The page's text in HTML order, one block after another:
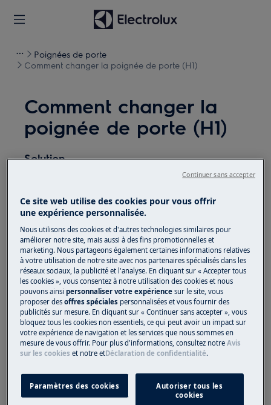
Poignées de porte
Comment changer la poignée de porte (H1)
Comment changer la
poignée de porte (H1)
Solution
Avant toute opération de maintenance, éteignez
l'appareil et débranchez la fiche secteur de la
Faites toujours attention lorsque vous déplacez des
appareils, pour les appareils lourds, il faut deux
personnes pour le déplacer.
Utilisez toujours des gants de sécurité et des
chaussures fermées.
Veuillez noter que l'auto-réparation ou la réparation
non professionnelle peut avoir des conséquences sur
la sécurité si elle n'est pas effectuée correctement.
OUTILS:
Ce site web utilise des cookies pour vous offrir
une expérience personnalisée.
Nous utilisons des cookies et d'autres technologies similaires pour
améliorer notre site, mais aussi à des fins promotionnelles et
marketing. Nous partageons également certaines informations relatives
à votre utilisation de notre site avec nos partenaires spécialisés dans les
réseaux sociaux, la publicité et l'analyse. En cliquant sur « Accepter tous
les cookies », vous consentez à notre utilisation des cookies et nous
pouvons ainsipersonnaliser votre expériencesur le site, vous
proposer desoffres spéciales personnalisées et vous fournir des
publicités sur mesure. En cliquant sur « Continuer sans accepter », vous
bloquez tous les cookies non essentiels, ce qui peut avoir un impact sur
votre expérience de navigation et les services que nous sommes en
mesure de vous offrir. Pour plus d'informations, consultez notreAvis
sur les cookies et notreetDéclaration de confidentialité.
Paramètres des cookies
Autoriser tous les
cookies
Continuer sans accepter